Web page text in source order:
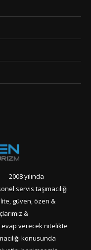
servis taşımacılığı
güven, özen &
&
verecek nitelikte
konusunda